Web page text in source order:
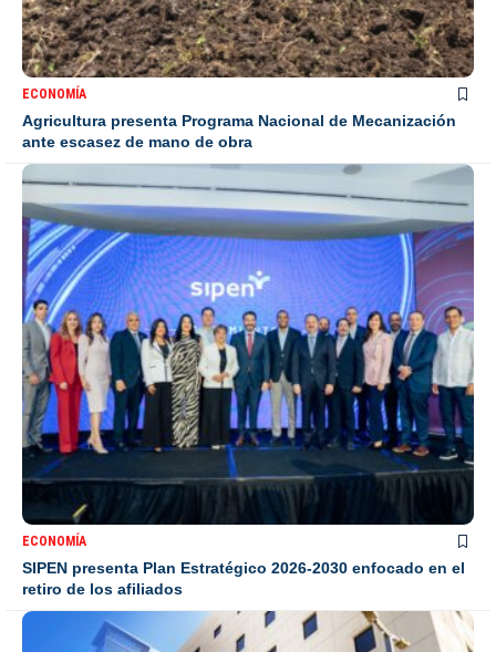
ECONOMÍA
Agricultura presenta Programa Nacional de Mecanización
ante escasez de mano de obra
ECONOMÍA
SIPEN presenta Plan Estratégico 2026-2030 enfocado en el
retiro de los afiliados